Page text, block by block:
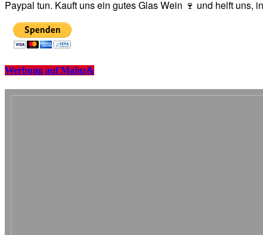
Paypal tun. Kauft uns ein gutes Glas Wein 🍷 und helft uns,
Werbung auf Mainz&